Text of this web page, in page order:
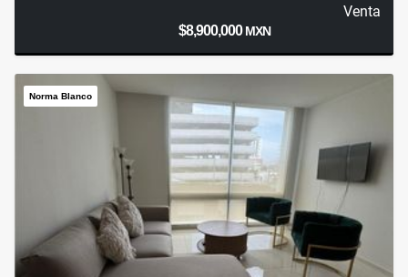
Venta
$8,900,000MXN
Norma Blanco